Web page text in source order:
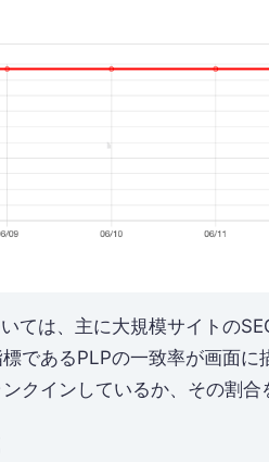
ては、主に大規模サイトの
であるPLPの一致率が画面に
クインしているか、その割合